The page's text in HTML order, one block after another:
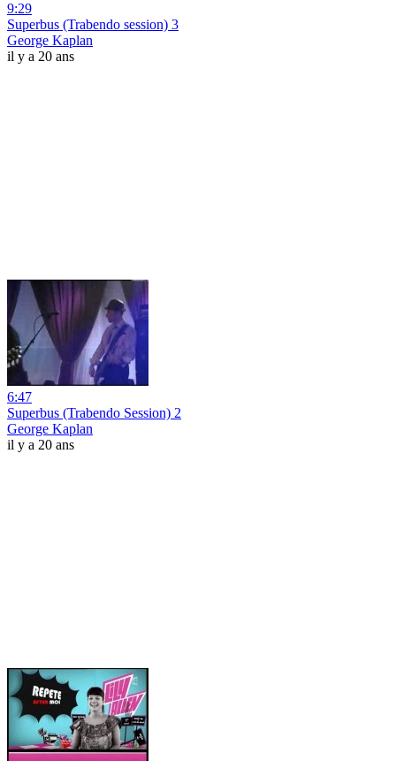
9:29
Superbus (Trabendo session) 3
George Kaplan
il y a 20 ans
6:47
Superbus (Trabendo Session) 2
George Kaplan
il y a 20 ans